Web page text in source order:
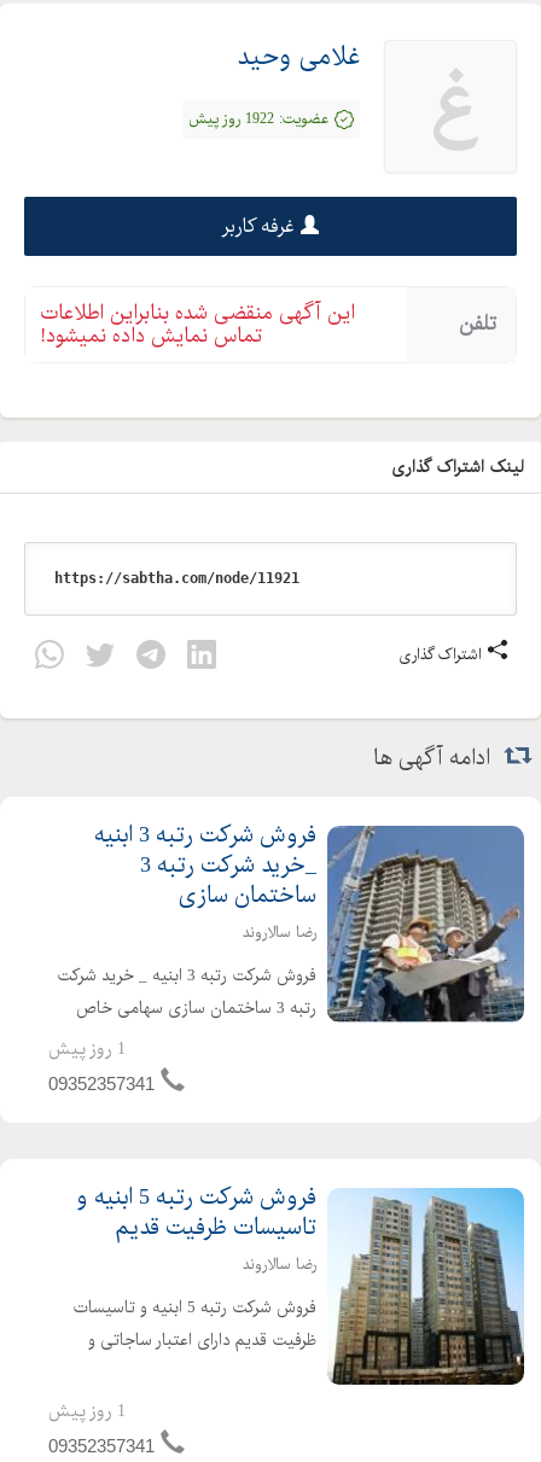
غ غلامی وحید
عضویت: 1922 روز پیش
غرفه کاربر
تلفن این آگهی منقضی شده بنابراین اطلاعات
تماس نمایش داده نمیشود!
لینک اشتراک گذاری
اشتراک گذاری
ادامه آگهی ها
فروش شرکت رتبه 3 ابنیه
_خرید شرکت رتبه 3
ساختمان سازی
رضا سالاروند
فروش شرکت رتبه 3 ابنیه _ خرید شرکت
رتبه 3 ساختمان سازی سهامی خاص
دارای اعتبار ساجاتی و ساجاری فاقد
بدهی مالیاتی و بیمه ارزش افزوده مفاصا
1 روز پیش
09352357341
فروش شرکت رتبه 5 ابنیه و
تاسیسات ظرفیت قدیم
رضا سالاروند
فروش شرکت رتبه 5 ابنیه و تاسیسات
ظرفیت قدیم دارای اعتبار ساجاتی و
واقعی نقل و انتقال سریع خوش قیمت
1 روز پیش
09352357341